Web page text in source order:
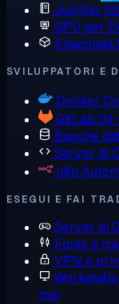
Jupyter
GPU per
Anaconda
SVILUPPATORI E
Docker
GitLab Git
Banche
Server di
n8n
ESEGUI E FAI
Server di
Forex e
VPN e
mai